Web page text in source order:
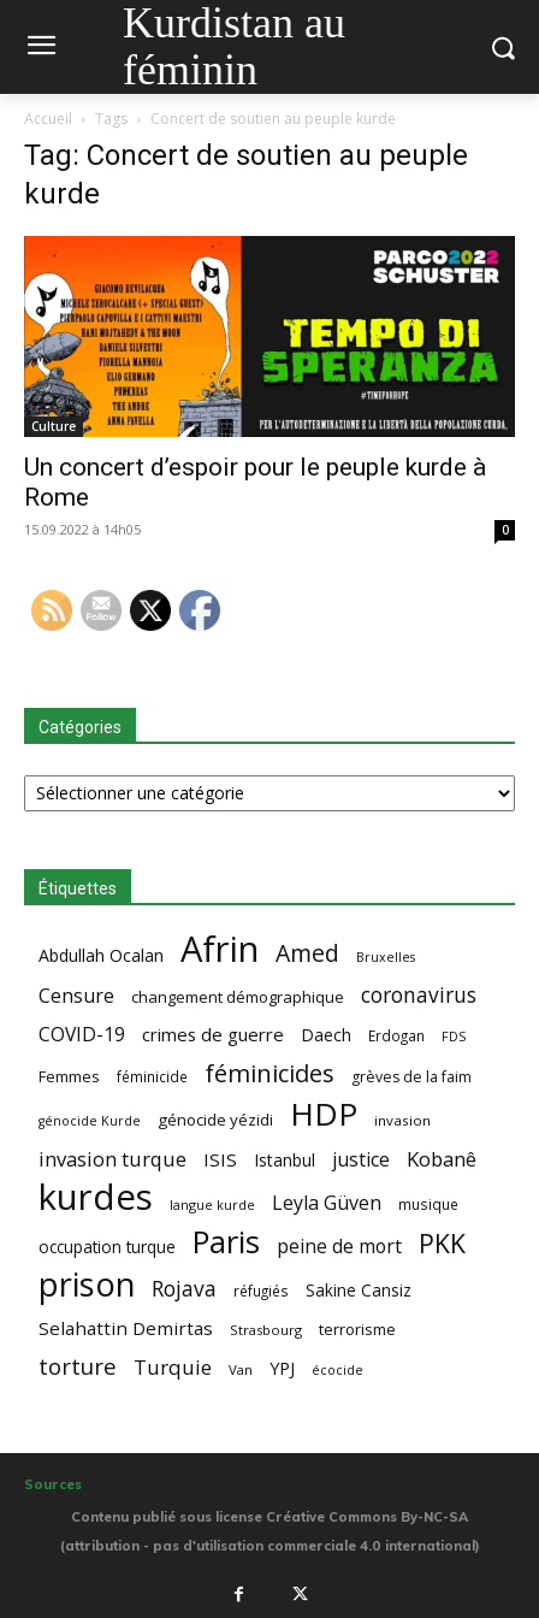
Kurdistan au
féminin
Accueil Tags Concert de soutien au peuple kurde
Tag: Concert de soutien au peuple
kurde
Culture
Un concert d’espoir pour le peuple kurde à
Rome
15.09.2022 à 14h05 0
Catégories
Catégories
Étiquettes
Abdullah Ocalan Afrin Amed Bruxelles
Censure changement démographique coronavirus
COVID-19 crimes de guerre Daech Erdogan FDS
Femmes féminicide féminicides grèves de la faim
génocide Kurde génocide yézidi HDP invasion
invasion turque ISIS Istanbul justice Kobanê
kurdes langue kurde Leyla Güven musique
occupation turque Paris peine de mort PKK
prison Rojava réfugiés Sakine Cansiz
Selahattin Demirtas Strasbourg terrorisme
torture Turquie Van YPJ écocide
Sources
Contenu publié sous license Créative Commons By-NC-SA
(attribution - pas d'utilisation commerciale 4.0 international)